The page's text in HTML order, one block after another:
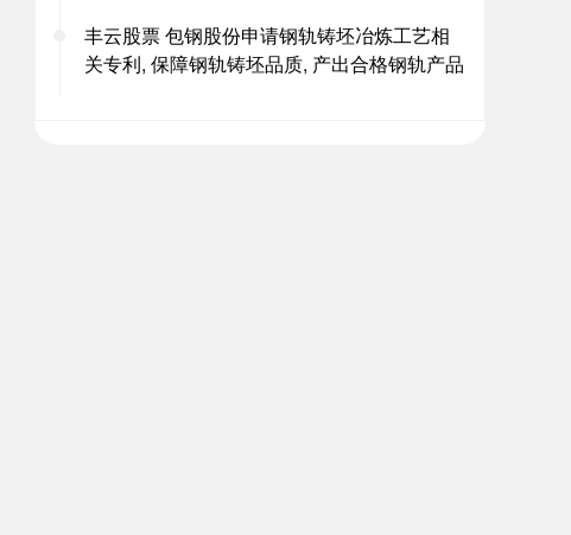
丰云股票 包钢股份申请钢轨铸坯冶炼工艺相
关专利, 保障钢轨铸坯品质, 产出合格钢轨产品